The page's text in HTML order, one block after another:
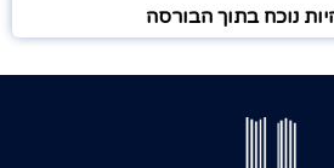
נוכח בתוך הבורסה